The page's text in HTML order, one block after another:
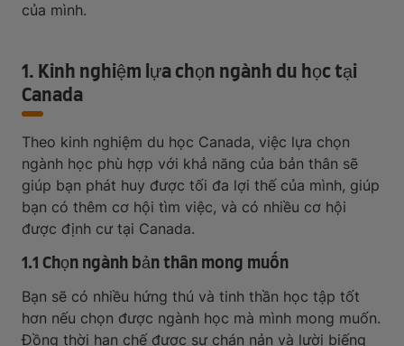
của mình.
1. Kinh nghiệm lựa chọn ngành du học tại
Canada
Theo kinh nghiệm du học Canada, việc lựa chọn
ngành học phù hợp với khả năng của bản thân sẽ
giúp bạn phát huy được tối đa lợi thế của mình, giúp
bạn có thêm cơ hội tìm việc, và có nhiều cơ hội
được định cư tại Canada.
1.1 Chọn ngành bản thân mong muốn
Bạn sẽ có nhiều hứng thú và tinh thần học tập tốt
hơn nếu chọn được ngành học mà mình mong muốn.
Đồng thời hạn chế được sự chán nản và lười biếng